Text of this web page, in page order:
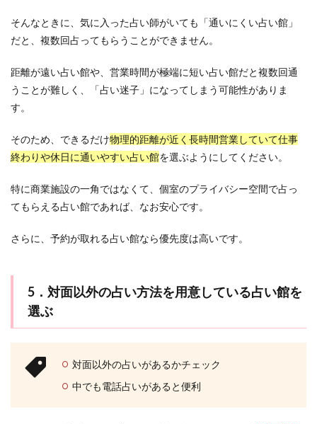
そんなときに、気に入った占い師がいても「通いにくい占い館」
だと、複数回占ってもらうことができません。
距離が遠い占い館や、営業時間が極端に短い占い館だと複数回通
うことが難しく、「占い迷子」になってしまう可能性がありま
す。
そのため、できるだけ物理的距離が近く長時間営業していて仕事
終わりや休日に通いやすい占い館を選ぶようにしてください。
特に商業施設の一角ではなくて、個室のプライバシー空間で占っ
てもらえる占い館であれば、なお安心です。
さらに、予約が取れる占い館なら優先度は高いです。
5．対面以外の占い方法を用意している占い館を
選ぶ
対面以外の占いがあるかチェック
中でも電話占いがあると便利